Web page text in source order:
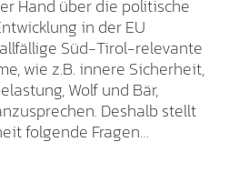
Hand über die politische
in der EU
Süd-Tirol-relevante
wie z.B. innere Sicherheit,
Wolf und Bär,
Deshalb stellt
folgende Fragen…